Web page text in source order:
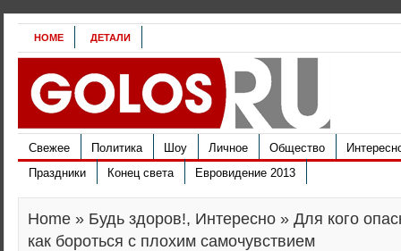
HOME ДЕТАЛИ
Свежее Политика Шоу Личное Общество
Праздники
Конец света Евровидение 2013
Home » Будь здоров!, Интересно » Для кого
как бороться с плохим самочувствием